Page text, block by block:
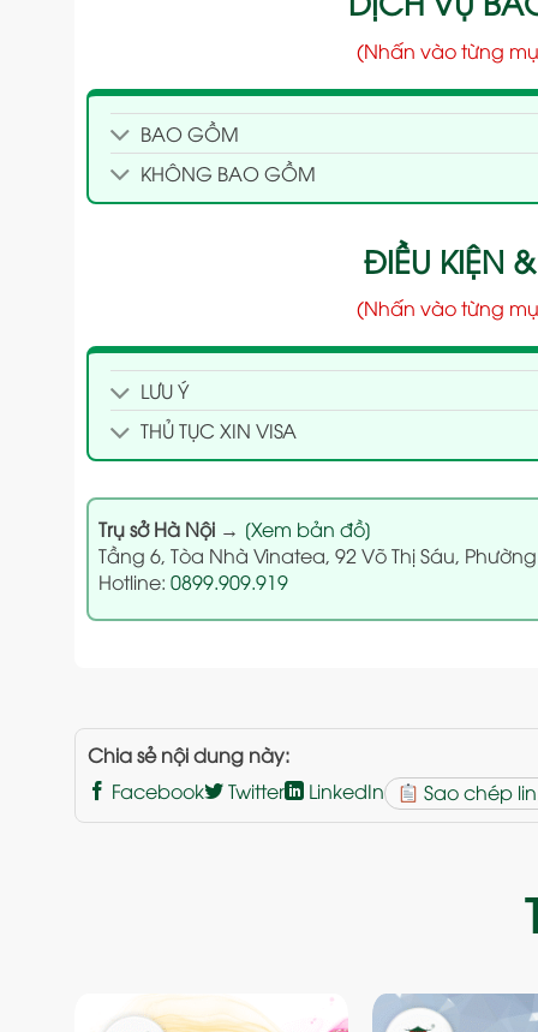
(Nhấn vào từng
BAO GỒM
KHÔNG BAO GỒM
ĐIỀU KIỆN
(Nhấn vào từng
LƯU Ý
THỦ TỤC XIN VISA
Trụ sở Hà Nội→ [Xem bản đồ]
Tầng 6, Tòa Nhà Vinatea, 92 Võ Thị Sáu,
Hotline: 0899.909.919
Chia sẻ nội dung này:
Facebook
Twitter LinkedIn Sao chép